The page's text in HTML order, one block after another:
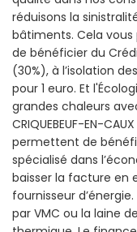
réduisons la
bâtiments. Cela vous
de bénéficier du
(30%), à l’isolation
pour 1 euro. Et
grandes chaleurs
CRIQUEBEUF-EN-
permettent de
spécialisé dans
baisser la facture en
fournisseur
par VMC ou la laine